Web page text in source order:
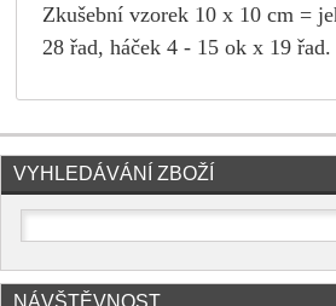
Zkušební vzorek 10 x 10 cm =
28 řad, háček 4 - 15 ok x 19 řad.
VYHLEDÁVÁNÍ ZBOŽÍ
NÁVŠTĚVNOST